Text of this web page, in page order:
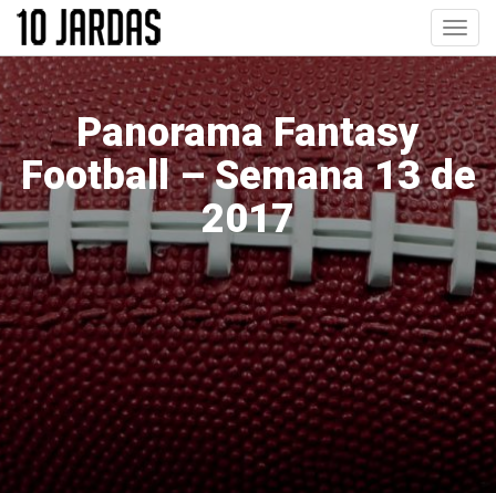
Pular
o
conteúdo
principal
Panorama Fantasy
Football – Semana 13 de
2017